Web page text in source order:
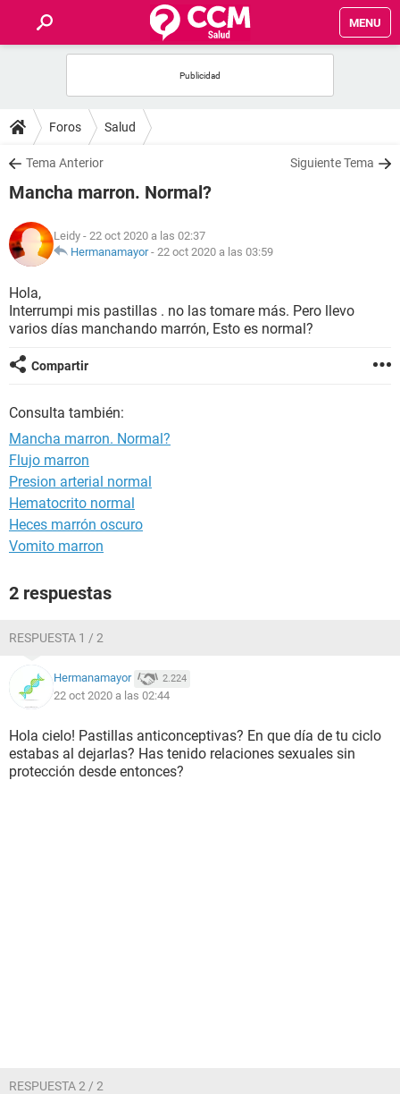
MENU
FOROS
SALUD
NUTRICIÓN
BIENESTAR
Foros Salud
Tema Anterior Siguiente Tema
Mancha marron. Normal?
Leidy - 22 oct 2020 a las 02:37
Hermanamayor- 22 oct 2020 a las 03:59
Hola,
Interrumpi mis pastillas . no las tomare más. Pero llevo
varios días manchando marrón, Esto es normal?
Compartir
Consulta también:
Mancha marron. Normal?
Flujo marron
Presion arterial normal
Hematocrito normal
Heces marrón oscuro
Vomito marron
2 respuestas
RESPUESTA 1 / 2
Hermanamayor 2.224
22 oct 2020 a las 02:44
Hola cielo! Pastillas anticonceptivas? En que día de tu ciclo
estabas al dejarlas? Has tenido relaciones sexuales sin
protección desde entonces?
RESPUESTA 2 / 2